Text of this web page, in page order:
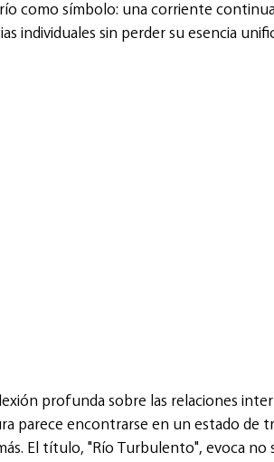
como símbolo: una corriente
individuales sin perder su esencia
profunda sobre las relaciones
parece encontrarse en un estado de
El título, "Río Turbulento", evoca no